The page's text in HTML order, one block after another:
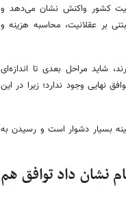
کشور واکنش نشان می‌دهد و
بر عقلانیت، محاسبه هزینه و
شاید مراحل بعدی تا اندازه‌ای
نهایی وجود ندارد؛ زیرا در این
بسیار دشوار است و رسیدن به
نشان داد توافق هم